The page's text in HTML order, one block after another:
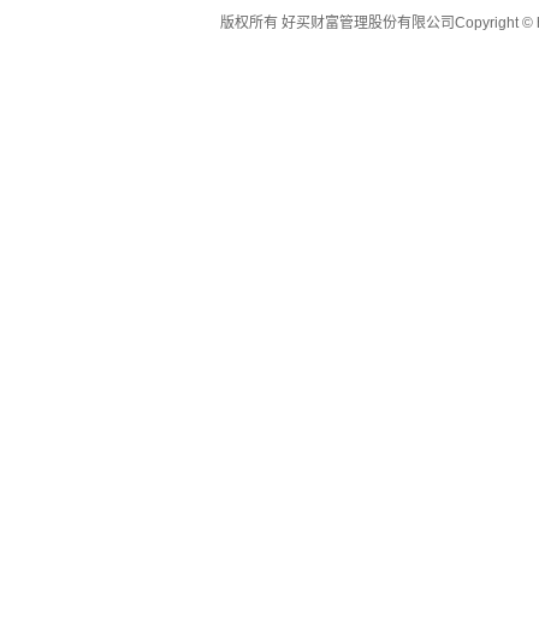
版权所有 好买财富管理股份有限公司 Copyright ©